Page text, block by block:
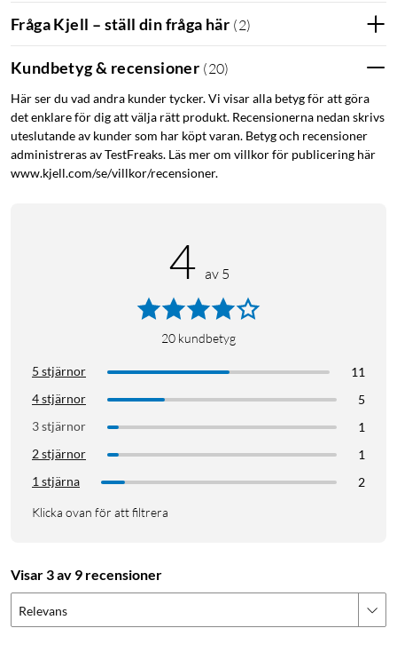
Fråga Kjell – ställ din fråga här (2)
Kundbetyg & recensioner (20)
Här ser du vad andra kunder tycker. Vi visar alla betyg för att göra
det enklare för dig att välja rätt produkt. Recensionerna nedan skrivs
uteslutande av kunder som har köpt varan. Betyg och recensioner
administreras av TestFreaks. Läs mer om villkor för publicering här
www.kjell.com/se/villkor/recensioner.
4 av 5
20 kundbetyg
5 stjärnor
11
4 stjärnor
5
3 stjärnor
1
2 stjärnor
1
1 stjärna
2
Klicka ovan för att filtrera
Visar 3 av 9 recensioner
Relevans